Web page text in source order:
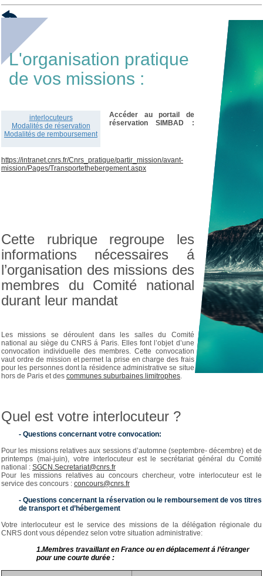
L'organisation pratique
de vos missions :
interlocuteurs
Modalités de réservation
Modalités de remboursement
Accéder au portail de
réservation SIMBAD :
https://intranet.cnrs.fr/Cnrs_pratique/partir_mission/avant-
mission/Pages/Transportethebergement.aspx
Cette rubrique regroupe les
informations nécessaires á
l’organisation des missions des
membres du Comité national
durant leur mandat
Les missions se déroulent dans les salles du Comité
national au siège du CNRS á Paris. Elles font l’objet d’une
convocation individuelle des membres. Cette convocation
vaut ordre de mission et permet la prise en charge des frais
pour les personnes dont la résidence administrative se situe
hors de Paris et des communes suburbaines limitrophes.
Quel est votre interlocuteur ?
- Questions concernant votre convocation:
Pour les missions relatives aux sessions d’automne (septembre- décembre) et de
printemps (mai-juin), votre interlocuteur est le secrétariat général du Comité
national : SGCN.Secretariat@cnrs.fr
Pour les missions relatives au concours chercheur, votre interlocuteur est le
service des concours : concours@cnrs.fr
- Questions concernant la réservation ou le remboursement de vos titres
de transport et d’hébergement
Votre interlocuteur est le service des missions de la délégation régionale du
CNRS dont vous dépendez selon votre situation administrative:
1.Membres travaillant en France ou en déplacement á l’étranger
pour une courte durée :